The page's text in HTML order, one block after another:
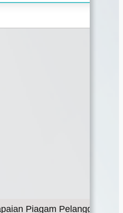
Piagam Pelanggan